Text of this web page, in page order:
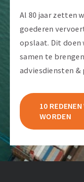
Al 80 jaar zetten
goederen
opslaat. Dit doen
samen te
adviesdiensten
10
WORDEN